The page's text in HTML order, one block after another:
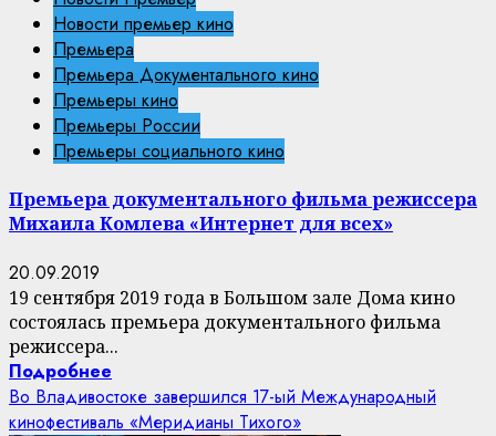
Новости премьер кино
Премьера
Премьера Документального кино
Премьеры кино
Премьеры России
Премьеры социального кино
Премьера документального фильма режиссера
Михаила Комлева «Интернет для всех»
20.09.2019
19 сентября 2019 года в Большом зале Дома кино
состоялась премьера документального фильма
режиссера...
Подробнее
Во Владивостоке завершился 17-ый Международный
кинофестиваль «Меридианы Тихого»